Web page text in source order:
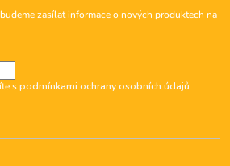
zasílat informace o nových produktech na
spodmínkami ochrany osobních údajů